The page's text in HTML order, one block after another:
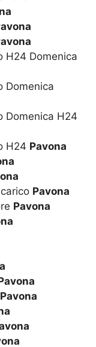
H24 Domenica
Domenica
Domenica H24
H24 Pavona
Pavona
Pavona
Pavona